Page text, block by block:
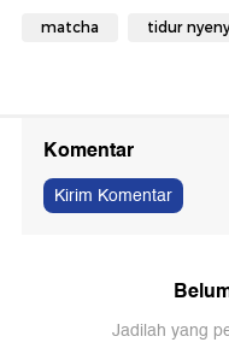
matcha tidur
Komentar
Kirim Komentar
Jadilah yang